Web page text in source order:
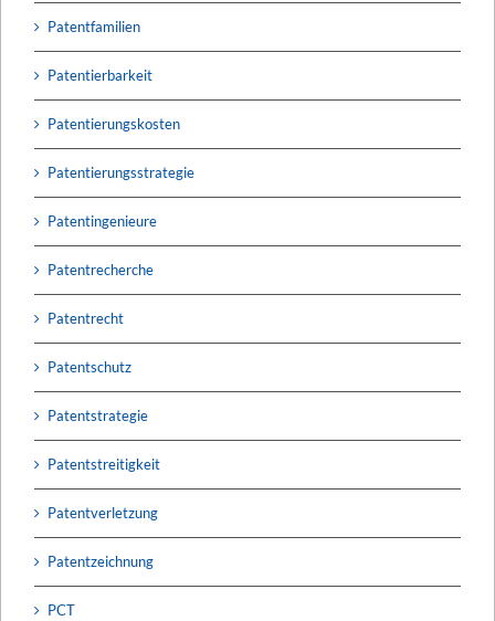
Patentfamilien
Patentierbarkeit
Patentierungskosten
Patentierungsstrategie
Patentingenieure
Patentrecherche
Patentrecht
Patentschutz
Patentstrategie
Patentstreitigkeit
Patentverletzung
Patentzeichnung
PCT